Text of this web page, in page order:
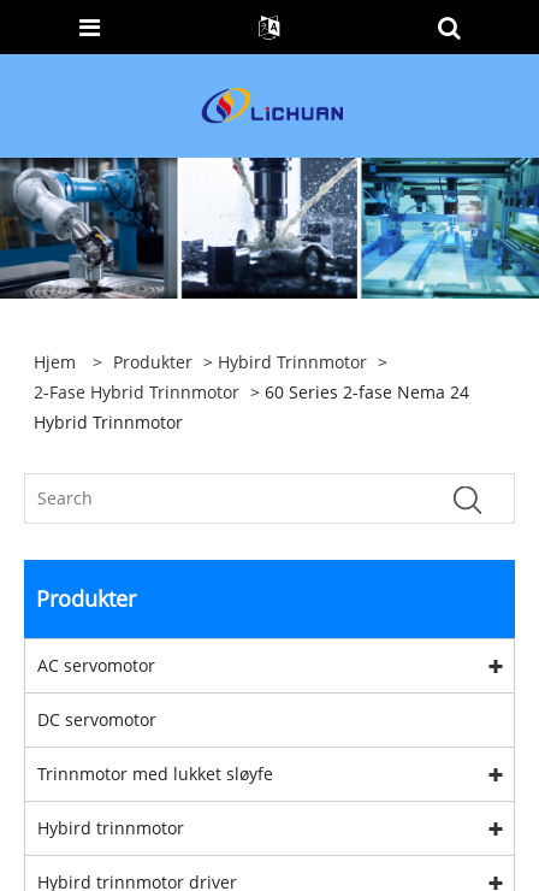
Hjem > Produkter > Hybird Trinnmotor >
2-Fase Hybrid Trinnmotor > 60 Series 2-fase Nema 24
Hybrid Trinnmotor
Produkter
AC servomotor
DC servomotor
Trinnmotor med lukket sløyfe
Hybird trinnmotor
Hybird trinnmotor driver